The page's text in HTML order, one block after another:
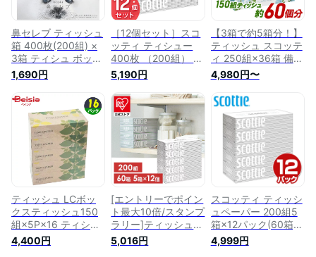
鼻セレブ ティッシュ
箱 400枚(200組) ×
3箱 ティシュ ボック
スティッシュ ティッ
シュペーパー
1,690円
［12個セット］スコ
ッティ ティシュー
400枚 （200組） 5
箱 ホワイトパッケー
ジ 送料無料 ティッ
シュ ティッシュペー
パー ボックスティッ
シュ 箱ティッシュ
まとめ買い 日本製紙
クレシア（株）
【D】 【pickup】
［02MG］ あす楽
5,190円
【3箱で約5箱分！】
ティッシュ スコッテ
ィ 250組×36箱 備蓄
フラワーボックス 大
容量 長持ち ティシ
ュ— ボックスティッ
シュ ティッシュペー
パー 36箱(3箱×12
個)/54箱(3箱×18個)
セット【D】
【wkn】[G0]
4,980円〜
ティッシュ LCボッ
クスティッシュ150
組×5P×16 ティシュ
ボックス まとめ買い
業務用 | ボックステ
4,400円
[エントリーでポイン
ト最大10倍/スタンプ
ラリー]ティッシュ
スコッティ scottie
送料無料 60箱 箱テ
5,016円
スコッティ ティッシ
ュペーパー 200組5
箱×12パック(60箱)
ティシュペーパー ま
とめ買い ケース販売
4,999円